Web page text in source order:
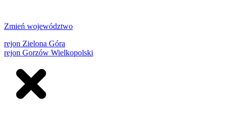
Zmień województwo
rejon Zielona Góra
rejon Gorzów Wielkopolski